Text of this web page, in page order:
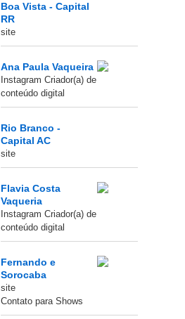
Boa Vista - Capital
RR
site
Ana Paula Vaqueira
Instagram Criador(a) de
conteúdo digital
Rio Branco -
Capital AC
site
Flavia Costa
Vaqueria
Instagram Criador(a) de
conteúdo digital
Fernando e
Sorocaba
site
Contato para Shows